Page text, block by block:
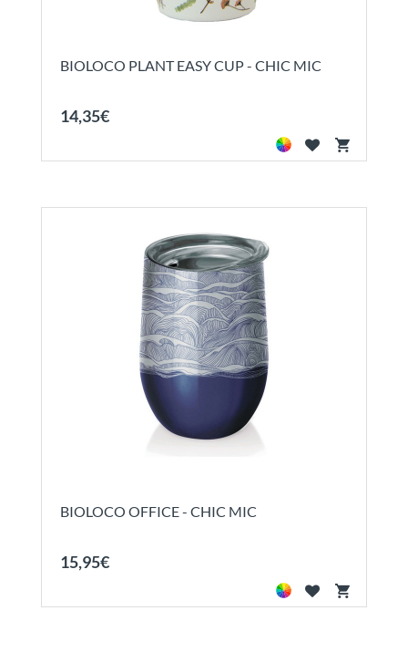
BIOLOCO PLANT EASY CUP - CHIC MIC
14,35€
BIOLOCO OFFICE - CHIC MIC
15,95€